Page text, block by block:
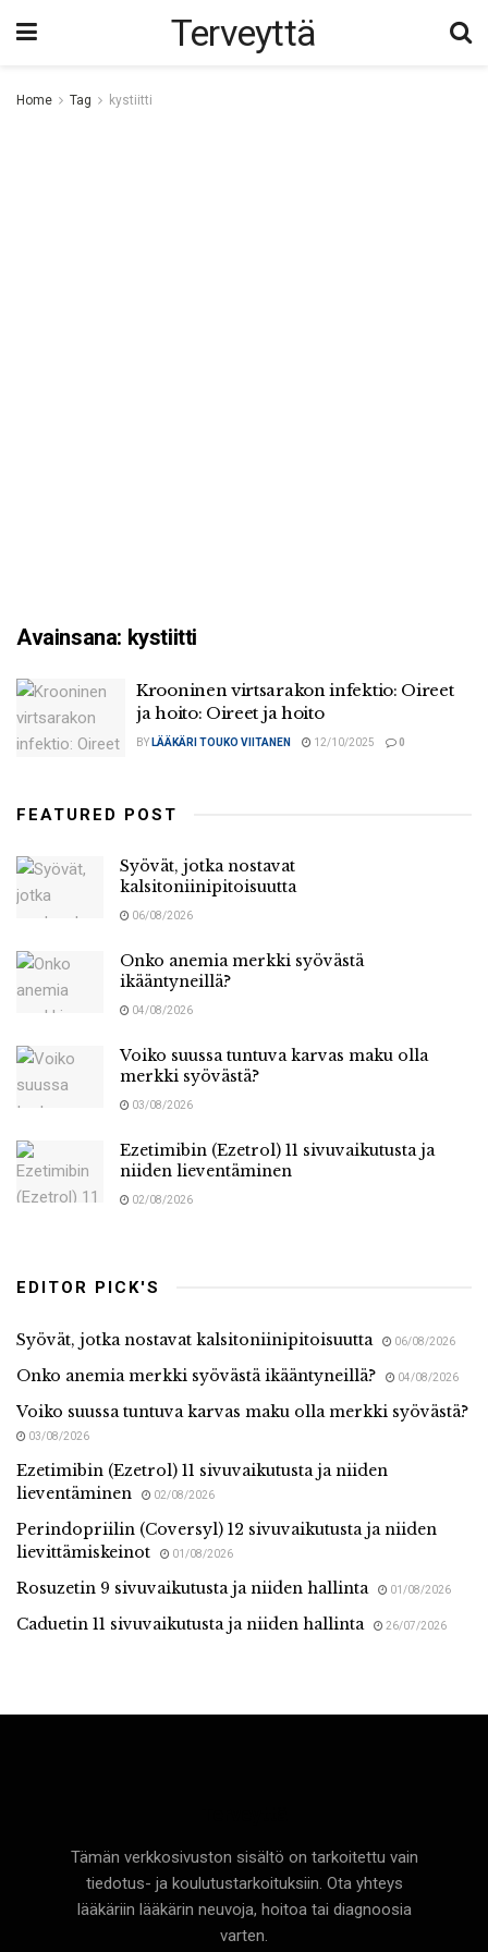
Terveyttä
Home Tag kystiitti
Avainsana: kystiitti
Krooninen virtsarakon infektio: Oireet
ja hoito: Oireet ja hoito
BY LÄÄKÄRI TOUKO VIITANEN 12/10/2025 0
FEATURED POST
Syövät, jotka nostavat
kalsitoniinipitoisuutta
06/08/2026
Onko anemia merkki syövästä
ikääntyneillä?
04/08/2026
Voiko suussa tuntuva karvas maku olla
merkki syövästä?
03/08/2026
Ezetimibin (Ezetrol) 11 sivuvaikutusta ja
niiden lieventäminen
02/08/2026
EDITOR PICK'S
Syövät, jotka nostavat kalsitoniinipitoisuutta 06/08/2026
Onko anemia merkki syövästä ikääntyneillä? 04/08/2026
Voiko suussa tuntuva karvas maku olla merkki syövästä?
03/08/2026
Ezetimibin (Ezetrol) 11 sivuvaikutusta ja niiden
lieventäminen
02/08/2026
Perindopriilin (Coversyl) 12 sivuvaikutusta ja niiden
lievittämiskeinot
01/08/2026
Rosuzetin 9 sivuvaikutusta ja niiden hallinta 01/08/2026
Caduetin 11 sivuvaikutusta ja niiden hallinta 26/07/2026
Tämän verkkosivuston sisältö on tarkoitettu vain
tiedotus- ja koulutustarkoituksiin. Ota yhteys
lääkäriin lääkärin neuvoja, hoitoa tai diagnoosia
varten.